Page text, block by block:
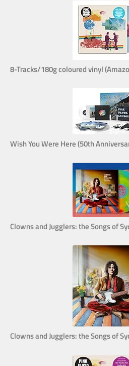
8-Tracks/180g coloured vinyl
Wish You Were Here (50th
Clowns and Jugglers: the Songs of
Clowns and Jugglers: the Songs of